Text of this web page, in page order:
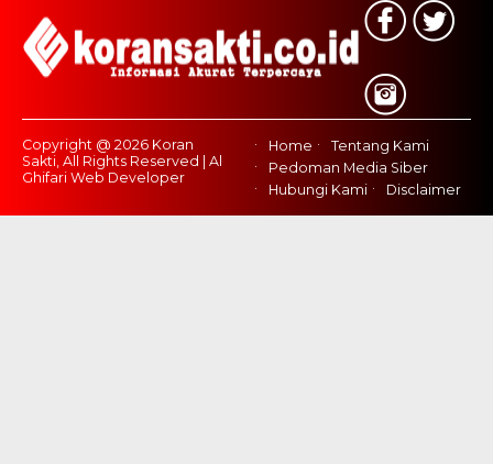
Copyright @ 2026 Koran
Sakti, All Rights Reserved | Al
Ghifari Web Developer
Home
Tentang Kami
Pedoman Media Siber
Hubungi Kami
Disclaimer